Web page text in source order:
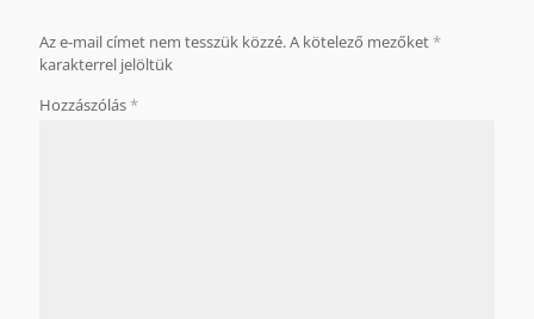
Az e-mail címet nem tesszük közzé.A kötelező mezőket*
karakterrel jelöltük
Hozzászólás*